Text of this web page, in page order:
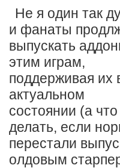
Не я один так
и фанаты
выпускать
этим играм,
поддерживая их
актуальном
состоянии (а
делать, если
перестали
олдовым